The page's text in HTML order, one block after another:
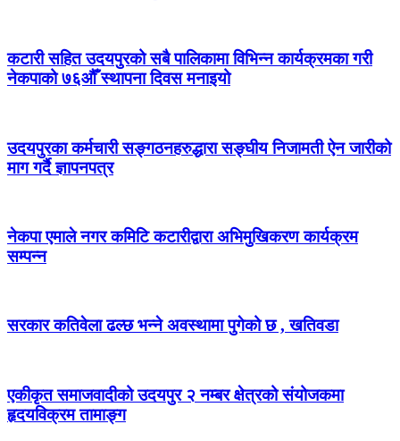
कटारी सहित उदयपुरको सबै पालिकामा विभिन्न कार्यक्रमका गरी
नेकपाको ७६औँ स्थापना दिवस मनाइयो
उदयपुरका कर्मचारी सङ्गठनहरुद्धारा सङ्घीय निजामती ऐन जारीको
माग गर्दै ज्ञापनपत्र
नेकपा एमाले नगर कमिटि कटारीद्वारा अभिमुखिकरण कार्यक्रम
सम्पन्न
सरकार कतिवेला ढल्छ भन्ने अवस्थामा पुगेको छ , खतिवडा
एकीकृत समाजवादीको उदयपुर २ नम्बर क्षेत्रको संयोजकमा
हृदयविक्रम तामाङ्ग